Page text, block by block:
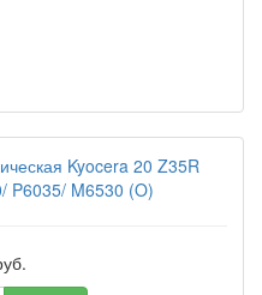
Kyocera 20 Z35R
P6035/ M6530 (O)